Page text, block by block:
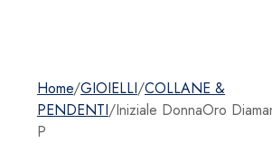
Home/GIOIELLI/COLLANE &
PENDENTI/Iniziale DonnaOro
P